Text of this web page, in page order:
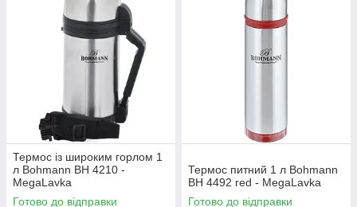
Термос із широким горлом 1
л Bohmann BH 4210 -
MegaLavka
Готово до відправки
Термос питний 1 л Bohmann
BH 4492 red - MegaLavka
Готово до відправки